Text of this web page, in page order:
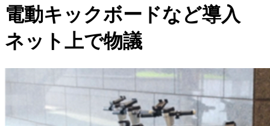
電動キックボードなど導入
ネット上で物議